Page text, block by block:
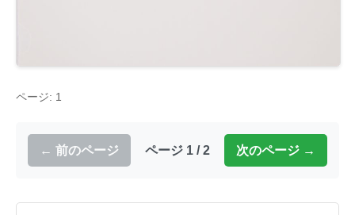
ページ: 1
← 前のページ ページ 1 / 2 次のページ →